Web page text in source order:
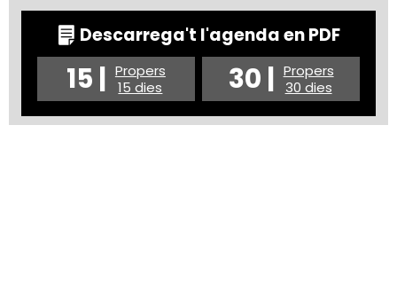
Descarrega't l'agenda en PDF
15 | Propers
15 dies
30 | Propers
30 dies